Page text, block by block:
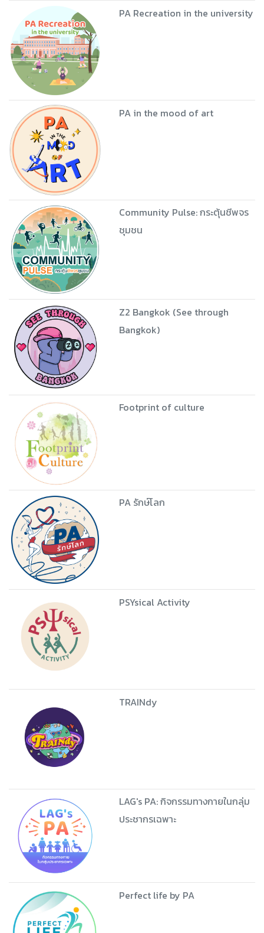
PA Recreation in the university
PA in the mood of art
Community Pulse: กระตุ้นชีพจร
ชุมชน
Z2 Bangkok (See through
Bangkok)
Footprint of culture
PA รักษ์โลก
PSYsical Activity
TRAINdy
LAG's PA: กิจกรรมทางกายในกลุ่ม
ประชากรเฉพาะ
Perfect life by PA